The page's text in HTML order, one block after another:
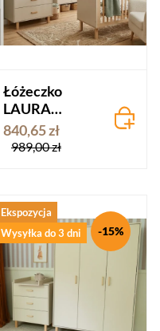
Łóżeczko
LAURA
szampan-buk
60x120
840,65 zł
989,00 zł
Ekspozycja
Wysyłka do 3 dni
-15%